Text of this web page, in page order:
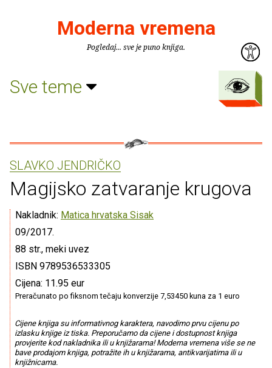
Moderna vremena
Pogledaj... sve je puno knjiga.
Sve teme
SLAVKO JENDRIČKO
Magijsko zatvaranje krugova
Nakladnik: Matica hrvatska Sisak
09/2017.
88 str., meki uvez
ISBN 9789536533305
Cijena: 11.95 eur
Preračunato po fiksnom tečaju konverzije 7,53450 kuna za 1 euro
Cijene knjiga su informativnog karaktera, navodimo prvu cijenu po
izlasku knjige iz tiska. Preporučamo da cijene i dostupnost knjiga
provjerite kod nakladnika ili u knjižarama! Moderna vremena više se ne
bave prodajom knjiga, potražite ih u knjižarama, antikvarijatima ili u
knjižnicama.